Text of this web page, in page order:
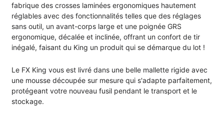
fabrique des crosses laminées ergonomiques hautement
réglables avec des fonctionnalités telles que des réglages
sans outil, un avant-corps large et une poignée GRS
ergonomique, décalée et inclinée, offrant un confort de tir
inégalé, faisant du King un produit qui se démarque du lot !
Le FX King vous est livré dans une belle mallette rigide avec
une mousse découpée sur mesure qui s'adapte parfaitement,
protégeant votre nouveau fusil pendant le transport et le
stockage.